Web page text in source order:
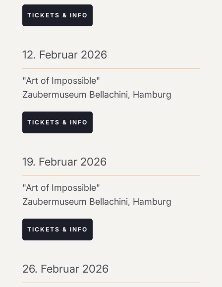
TICKETS & INFO
12. Februar 2026
"Art of Impossible"
Zaubermuseum Bellachini, Hamburg
TICKETS & INFO
19. Februar 2026
"Art of Impossible"
Zaubermuseum Bellachini, Hamburg
TICKETS & INFO
26. Februar 2026